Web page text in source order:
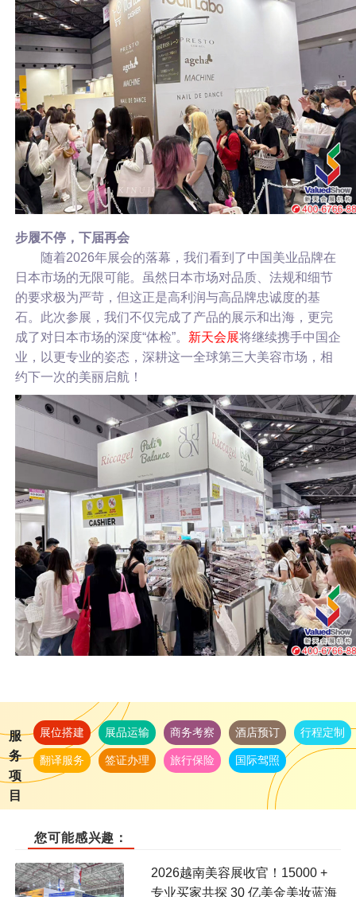
步履不停，下届再会
随着2026年展会的落幕，我们看到了中国美业品牌在
日本市场的无限可能。虽然日本市场对品质、法规和细节
的要求极为严苛，但这正是高利润与高品牌忠诚度的基
石。 此次参展，我们不仅完成了产品的展示和出海，更完
成了对日本市场的深度“体检”。 新天会展将继续携手中国企
业，以更专业的姿态，深耕这一全球第三大美容市场，相
约下一次的美丽启航！
服
务
项
目
展位搭建 展品运输 商务考察 酒店预订 行程定制
翻译服务 签证办理 旅行保险 国际驾照
您可能感兴趣：
2026越南美容展收官！15000 +
专业买家共探 30 亿美金美妆蓝海